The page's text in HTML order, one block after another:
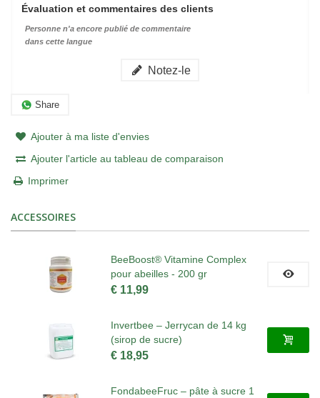
Évaluation et commentaires des clients
Personne n'a encore publié de commentaire
dans cette langue
Notez-le
Share
Ajouter à ma liste d'envies
Ajouter l'article au tableau de comparaison
Imprimer
ACCESSOIRES
BeeBoost® Vitamine Complex
pour abeilles - 200 gr
€ 11,99
Invertbee – Jerrycan de 14 kg
(sirop de sucre)
€ 18,95
FondabeeFruc – pâte à sucre 1